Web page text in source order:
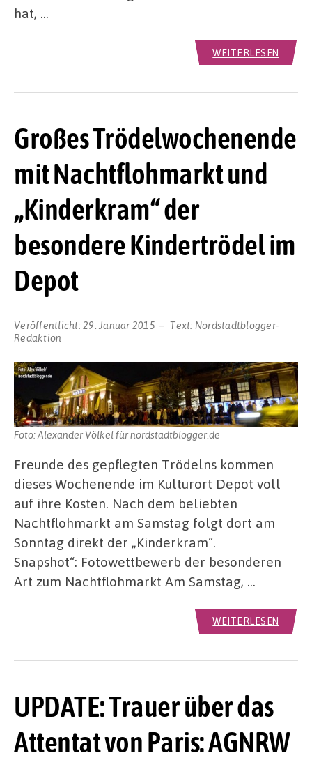
hat, …
WEITERLESEN
Großes Trödelwochenende
mit Nachtflohmarkt und
„Kinderkram“ der
besondere Kindertrödel im
Depot
Veröffentlicht:29. Januar 2015 Text: Nordstadtblogger-
Redaktion
Foto: Alexander Völkel für nordstadtblogger.de
Freunde des gepflegten Trödelns kommen
dieses Wochenende im Kulturort Depot voll
auf ihre Kosten. Nach dem beliebten
Nachtflohmarkt am Samstag folgt dort am
Sonntag direkt der „Kinderkram“.
Snapshot“: Fotowettbewerb der besonderen
Art zum Nachtflohmarkt Am Samstag, …
WEITERLESEN
UPDATE: Trauer über das
Attentat von Paris: AGNRW